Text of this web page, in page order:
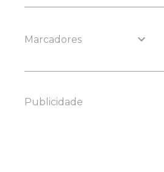
Marcadores
Publicidade